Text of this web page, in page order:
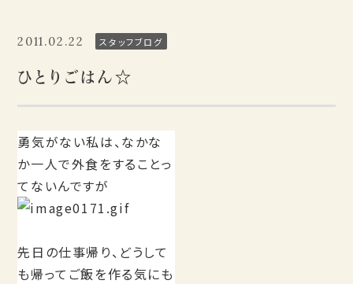
2011.02.22 スタッフブログ
ひとりごはん☆
勇気がない私は、なかな
か一人で外食をすることっ
てないんですが
先日の仕事帰り、どうして
も帰ってご飯を作る気にも